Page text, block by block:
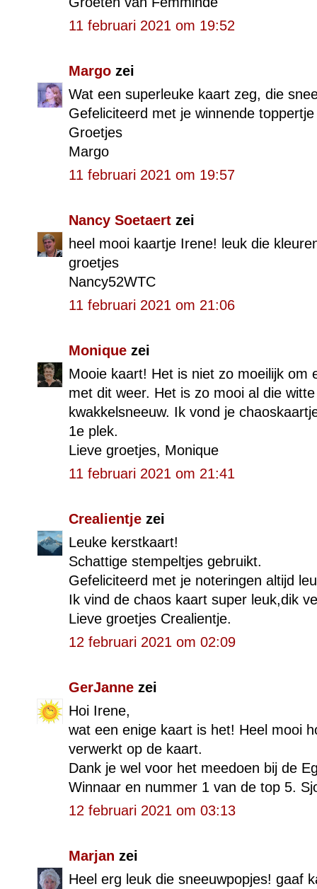
11 februari 2021 om 19:52
Margo zei
Wat een superleuke kaart zeg, die
Gefeliciteerd met je winnende toppertje
Groetjes
Margo
11 februari 2021 om 19:57
Nancy Soetaert zei
heel mooi kaartje Irene! leuk die
groetjes
Nancy52WTC
11 februari 2021 om 21:06
Monique zei
Mooie kaart! Het is niet zo moeilijk om
met dit weer. Het is zo mooi al die
kwakkelsneeuw. Ik vond je
1e plek.
Lieve groetjes, Monique
11 februari 2021 om 21:41
Crealientje zei
Leuke kerstkaart!
Schattige stempeltjes gebruikt.
Gefeliciteerd met je noteringen altijd
Ik vind de chaos kaart super leuk,dik
Lieve groetjes Crealientje.
12 februari 2021 om 02:09
GerJanne zei
Hoi Irene,
wat een enige kaart is het! Heel mooi
verwerkt op de kaart.
Dank je wel voor het meedoen bij de
Winnaar en nummer 1 van de top 5.
12 februari 2021 om 03:13
Marjan zei
Heel erg leuk die sneeuwpopjes! gaaf